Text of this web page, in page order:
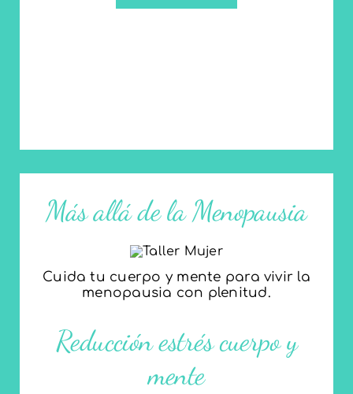
Más allá de la Menopausia
Cuida tu cuerpo y mente para vivir la
menopausia con plenitud.
SABER MÁS
Reducción estrés cuerpo y
mente